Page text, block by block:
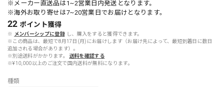
※メーカー直送品は1~2営業日内発送となります。
※海外お取り寄せは7~20営業日でお届けとなります。
22 ポイント獲得
※ メンバーシップに登録 し、購入をすると獲得できます。
※この商品は、最短で8月17日(月)にお届けします（お届け先によって、最短到着日に数日
追加される場合があります）。
※別途送料がかかります。
送料を確認する
※¥10,000以上のご注文で国内送料が無料になります。
種類